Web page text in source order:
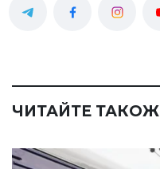
ЧИТАЙТЕ ТАКОЖ